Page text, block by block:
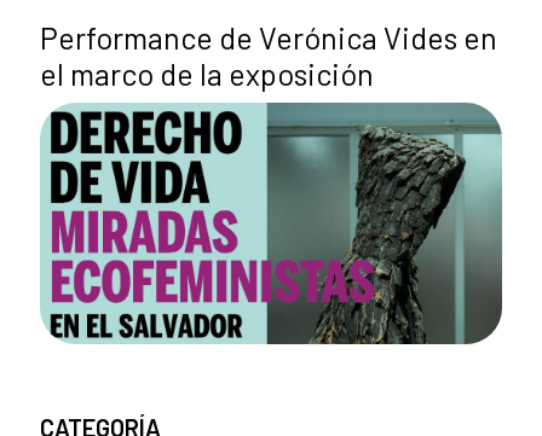
Performance de Verónica Vides en
el marco de la exposición
CATEGORÍA